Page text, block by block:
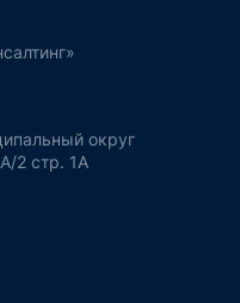
округ
2 стр. 1А